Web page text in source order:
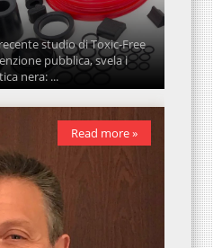
studio di Toxic-Free
pubblica, svela i
nera: ...
Read more »